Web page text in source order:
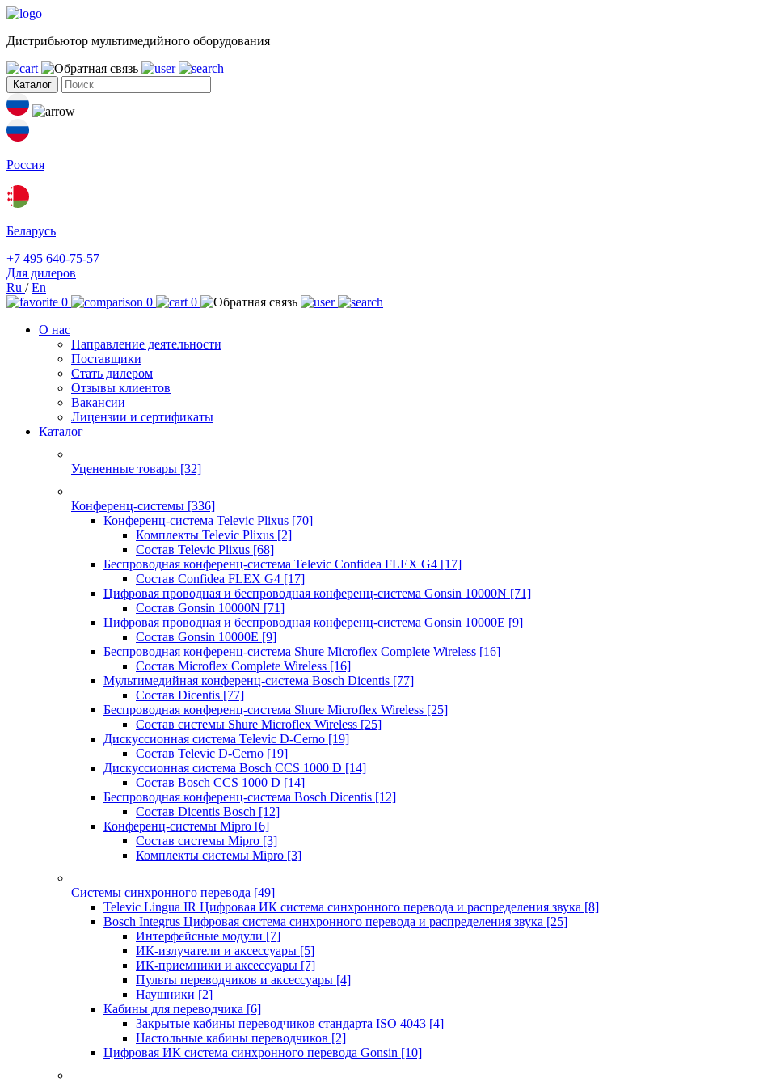
Дистрибьютор мультимедийного оборудования
Каталог
Россия
Беларусь
+7 495 640-75-57
Для дилеров
Ru /En
0
0
0
О нас
Направление деятельности
Поставщики
Стать дилером
Отзывы клиентов
Вакансии
Лицензии и сертификаты
Каталог
Уцененные товары [32]
Конференц-системы [336]
Конференц-система Televic Plixus [70]
Комплекты Televic Plixus [2]
Состав Televic Plixus [68]
Беспроводная конференц-система Televic Confidea FLEX G4 [17]
Состав Confidea FLEX G4 [17]
Цифровая проводная и беспроводная конференц-система Gonsin 10000N [71]
Состав Gonsin 10000N [71]
Цифровая проводная и беспроводная конференц-система Gonsin 10000E [9]
Состав Gonsin 10000E [9]
Беспроводная конференц-система Shure Microflex Complete Wireless [16]
Состав Microflex Complete Wireless [16]
Мультимедийная конференц-система Bosch Dicentis [77]
Состав Dicentis [77]
Беспроводная конференц-система Shure Microflex Wireless [25]
Состав системы Shure Microflex Wireless [25]
Дискуссионная система Televic D-Cerno [19]
Состав Televic D-Cerno [19]
Дискуссионная система Bosch CCS 1000 D [14]
Состав Bosch CCS 1000 D [14]
Беспроводная конференц-система Bosch Dicentis [12]
Состав Dicentis Bosch [12]
Конференц-системы Mipro [6]
Состав системы Mipro [3]
Комплекты системы Mipro [3]
Системы синхронного перевода [49]
Televic Lingua IR Цифровая ИК система синхронного перевода и распределения звука [8]
Bosch Integrus Цифровая система синхронного перевода и распределения звука [25]
Интерфейсные модули [7]
ИК-излучатели и аксессуары [5]
ИК-приемники и аксессуары [7]
Пульты переводчиков и аксессуары [4]
Наушники [2]
Кабины для переводчика [6]
Закрытые кабины переводчиков стандарта ISO 4043 [4]
Настольные кабины переводчиков [2]
Цифровая ИК система синхронного перевода Gonsin [10]